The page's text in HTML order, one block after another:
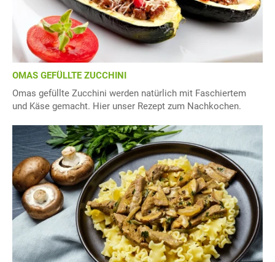
OMAS GEFÜLLTE ZUCCHINI
Omas gefüllte Zucchini werden natürlich mit Faschiertem
und Käse gemacht. Hier unser Rezept zum Nachkochen.